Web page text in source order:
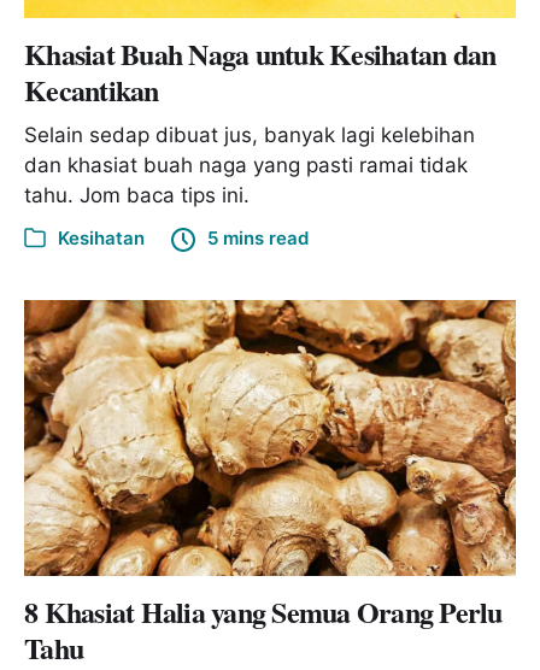
Khasiat Buah Naga untuk Kesihatan dan
Kecantikan
Selain sedap dibuat jus, banyak lagi kelebihan
dan khasiat buah naga yang pasti ramai tidak
tahu. Jom baca tips ini.
Kesihatan 5 mins read
8 Khasiat Halia yang Semua Orang Perlu
Tahu